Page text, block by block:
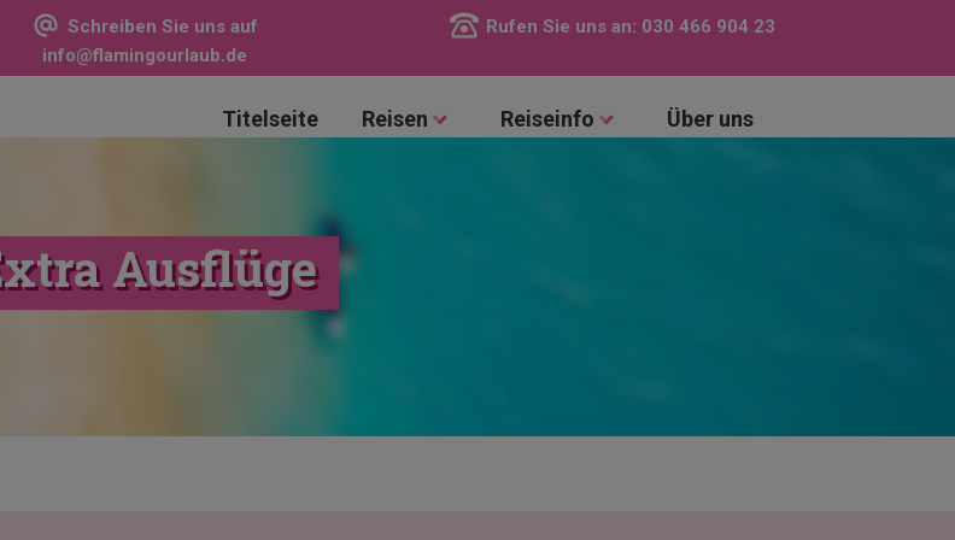
Schreiben Sie uns auf
info@flamingourlaub.de
Rufen Sie uns an: 030 466 904 23
Titelseite Reisen Reiseinfo Über uns
Ausflüge